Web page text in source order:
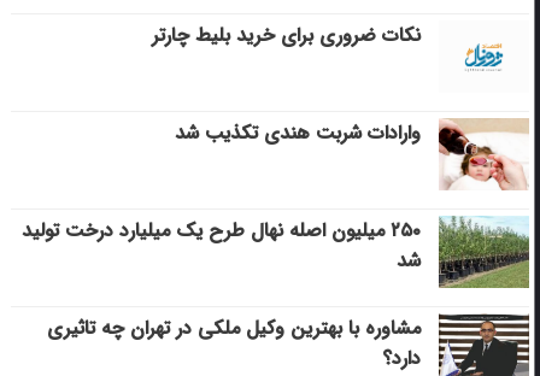
نکات ضروری برای خرید بلیط چارتر
وارادات شربت هندی تکذیب شد
۲۵۰ میلیون اصله نهال طرح یک میلیارد درخت تولید
شد
مشاوره با بهترین وکیل ملکی در تهران چه تاثیری
دارد؟